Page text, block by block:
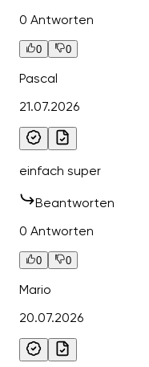
0 Antworten
0 0
Pascal
21.07.2026
einfach super
Beantworten
0 Antworten
0 0
Mario
20.07.2026